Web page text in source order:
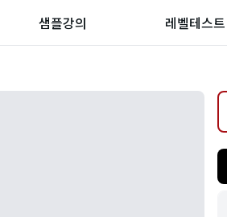
샘플강의 레벨테스트